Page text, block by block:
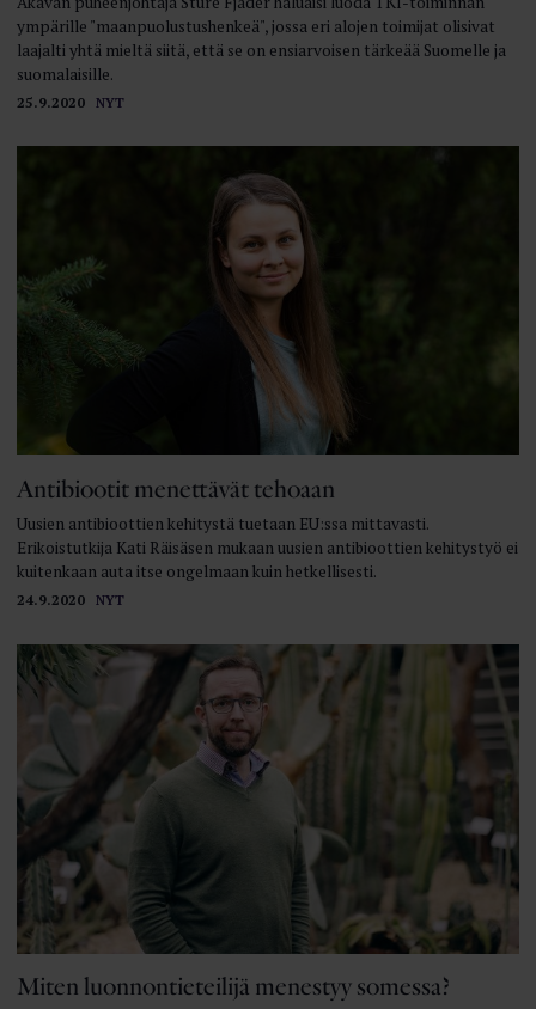
25.9.2020 NYT
ympärille "maanpuolustushenkeä", jossa eri alojen toimijat olisivat
laajalti yhtä mieltä siitä, että se on ensiarvoisen tärkeää Suomelle ja
suomalaisille.
24.9.2020 NYT
Antibiootit menettävät tehoaan
Uusien antibioottien kehitystä tuetaan EU:ssa mittavasti.
Erikoistutkija Kati Räisäsen mukaan uusien antibioottien kehitystyö ei
kuitenkaan auta itse ongelmaan kuin hetkellisesti.
Miten luonnontieteilijä menestyy somessa?